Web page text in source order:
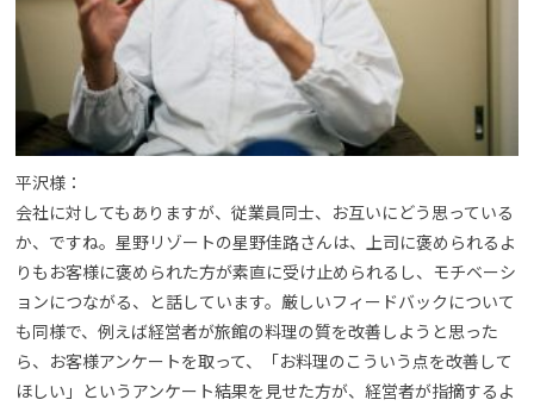
平沢様：
会社に対してもありますが、従業員同士、お互いにどう思っている
か、ですね。星野リゾートの星野佳路さんは、上司に褒められるよ
りもお客様に褒められた方が素直に受け止められるし、モチベーシ
ョンにつながる、と話しています。厳しいフィードバックについて
も同様で、例えば経営者が旅館の料理の質を改善しようと思った
ら、お客様アンケートを取って、「お料理のこういう点を改善して
ほしい」というアンケート結果を見せた方が、経営者が指摘するよ